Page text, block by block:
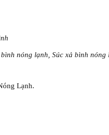
nóng lạnh, Súc xả bình
Lạnh.